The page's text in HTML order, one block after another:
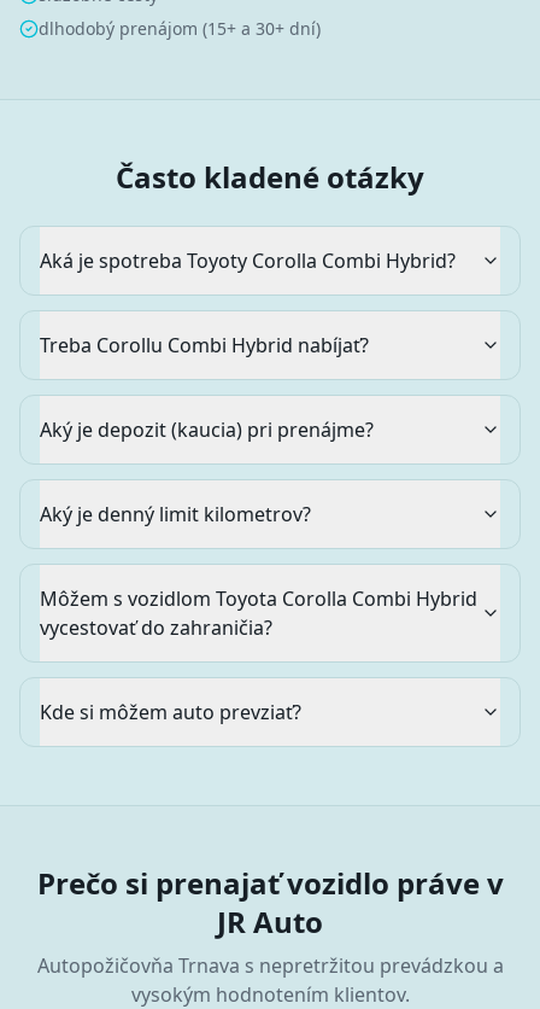
dlhodobý prenájom (15+ a 30+ dní)
Často kladené otázky
Aká je spotreba Toyoty Corolla Combi Hybrid?
Treba Corollu Combi Hybrid nabíjať?
Aký je depozit (kaucia) pri prenájme?
Aký je denný limit kilometrov?
Môžem s vozidlom Toyota Corolla Combi Hybrid
vycestovať do zahraničia?
Kde si môžem auto prevziať?
Prečo si prenajať vozidlo práve v
JR Auto
Autopožičovňa Trnava s nepretržitou prevádzkou a
vysokým hodnotením klientov.